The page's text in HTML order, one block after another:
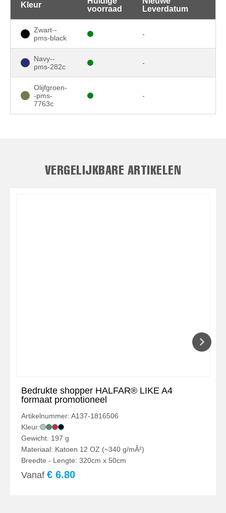
Kleur
voorraad
Leverdatum
Zwart--
pms-black
-
Navy--
pms-282c
-
Olijfgroen-
-pms-
7763c
-
VERGELIJKBARE ARTIKELEN
Bedrukte shopper HALFAR® LIKE A4
formaat promotioneel
Artikelnummer: A137-1816506
Kleur:
Gewicht: 197 g
Materiaal: Katoen 12 OZ (~340 g/mÂ²)
Breedte - Lengte: 320cm x 50cm
Vanaf € 6.80